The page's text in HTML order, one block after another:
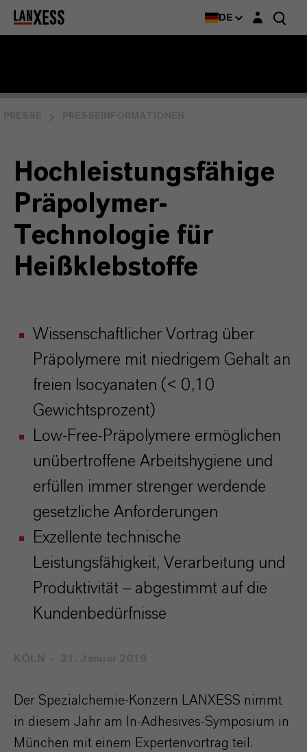
DE Login-Maske
Hochleistungsfähige
Präpolymer-
Technologie für
Heißklebstoffe
Wissenschaftlicher Vortrag über
Präpolymere mit niedrigem Gehalt an
freien Isocyanaten (< 0,10
Gewichtsprozent)
Low-Free-Präpolymere ermöglichen
unübertroffene Arbeitshygiene und
erfüllen immer strenger werdende
gesetzliche Anforderungen
Exzellente technische
Leistungsfähigkeit, Verarbeitung und
Produktivität – abgestimmt auf die
Kundenbedürfnisse
Der Spezialchemie-Konzern LANXESS nimmt
in diesem Jahr am In-Adhesives-Symposium in
München mit einem Expertenvortrag teil.